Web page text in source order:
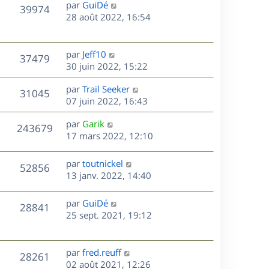
s
n
i
r
m
e
s
s
a
g
e
39974V
s
D
e
n
i
e
r
m
e
s
s
a
g
e
par GuiDé
28 août 2022, 16:54
37479V
u
s
D
e
r
n
i
e
r
m
e
s
s
e
par Jeff10
30 juin 2022, 15:22
31045V
u
e
D
e
r
n
i
e
r
m
s
a
e
par Trail Seeker
07 juin 2022, 16:43
243679V
u
s
D
e
n
i
r
m
e
s
a
par Garik
17 mars 2022, 12:10
52856V
u
D
e
i
e
e
par toutnickel
13 janv. 2022, 14:40
28841
D
e
n
i
e
par GuiDé
25 sept. 2021, 19:12
28261
D
e
par fred.reuff
02 août 2021, 12:26